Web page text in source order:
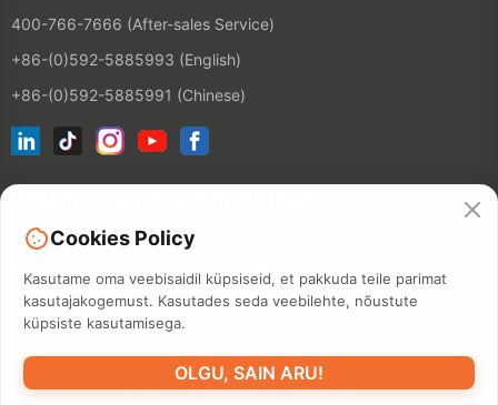
400-766-7666 (After-sales Service)
+86-(0)592-5885993 (English)
+86-(0)592-5885991 (Chinese)
©2026 XIAMEN HANIN CO., LTD.PRIVAATSUSPOLIITIKA
KASUTUSTINGIMUS SAIDIKAART
Cookies Policy
Kasutame oma veebisaidil küpsiseid, et pakkuda teile parimat
kasutajakogemust. Kasutades seda veebilehte, nõustute
küpsiste kasutamisega.
OLGU, SAIN ARU!